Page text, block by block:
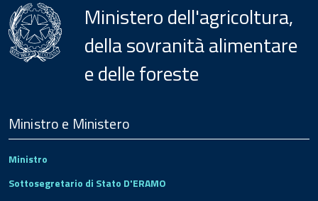
Ministero dell'agricoltura,
della sovranità alimentare
e delle foreste
Footer
Ministro e Ministero
Ministro
Sottosegretario di Stato D'ERAMO